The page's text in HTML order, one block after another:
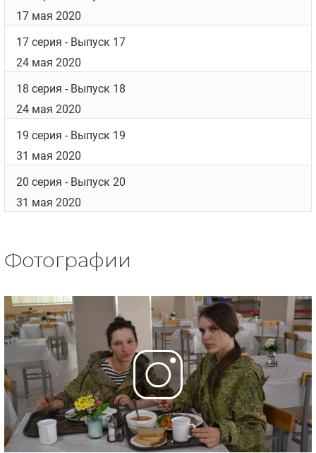
3 мая 2020
12 серия
- Выпуск 12
3 мая 2020
13 серия
- Выпуск 13
10 мая 2020
14 серия
- Выпуск 14
10 мая 2020
15 серия
- Выпуск 15
17 мая 2020
17 серия - Выпуск 17
18 серия- Выпуск 18
24 мая 2020
19 серия- Выпуск 19
31 мая 2020
20 серия- Выпуск 20
31 мая 2020